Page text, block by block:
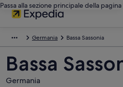
Passa alla sezione principale della pagina
Germania Bassa Sassonia
Bassa
Germania